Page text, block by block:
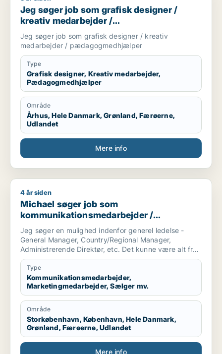
Jeg søger job som grafisk designer /
kreativ medarbejder /
pædagogmedhjælper
Jeg søger job som grafisk designer / kreativ
medarbejder / pædagogmedhjælper
Type
Grafisk designer, Kreativ medarbejder,
Pædagogmedhjælper
Område
Århus, Hele Danmark, Grønland, Færøerne,
Udlandet
Mere info
Michael søger job som kommunikationsmedarbejder /
4 år siden
Michael søger job som
kommunikationsmedarbejder /
marketingmedarbejder / sælger /
forretningsudvikler / kulturmedarbejder
Jeg søger en mulighed indenfor generel ledelse -
General Manager, Country/Regional Manager,
Administrerende Direktør, etc. Det kunne være alt fra
en startup virksomhed til et etableret selskab.
Branchen er i udgangspunktet mindre vigtig for mig,
så længe at virksomheden har et godt produkt og
gode værdier.
Jeg er selv af natur en pragmatisk, menneskelig og
omstillingsparat leder, som ynder at se på helheden
og de store træk, men med et stærkt fokus på
bundlinien.
Type
Kommunikationsmedarbejder,
Marketingmedarbejder, Sælger mv.
Område
Storkøbenhavn, København, Hele Danmark,
Grønland, Færøerne, Udlandet
Mere info